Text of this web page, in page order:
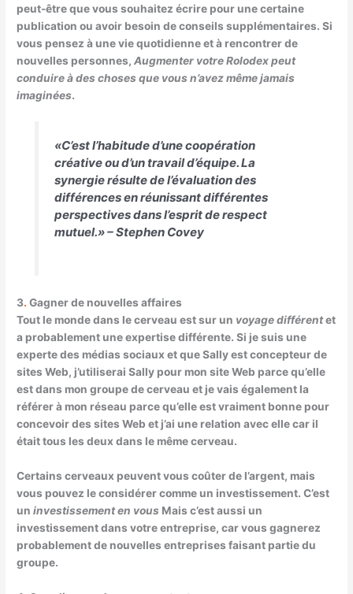
peut-être que vous souhaitez écrire pour une certaine
publication ou avoir besoin de conseils supplémentaires. Si
vous pensez à une vie quotidienne et à rencontrer de
nouvelles personnes,Augmenter votre Rolodex peut
conduire à des choses que vous n’avez même jamais
imaginées.
«C’est l’habitude d’une coopération
créative ou d’un travail d’équipe. La
synergie résulte de l’évaluation des
différences en réunissant différentes
perspectives dans l’esprit de respect
mutuel.» –Stephen Covey
3. Gagner de nouvelles affaires
Tout le monde dans le cerveau est sur un voyage différentet
a probablement une expertise différente. Si je suis une
experte des médias sociaux et que Sally est concepteur de
sites Web, j’utiliserai Sally pour mon site Web parce qu’elle
est dans mon groupe de cerveau et je vais également la
référer à mon réseau parce qu’elle est vraiment bonne pour
concevoir des sites Web et j’ai une relation avec elle car il
était tous les deux dans le même cerveau.
Certains cerveaux peuvent vous coûter de l’argent, mais
vous pouvez le considérer comme un investissement. C’est
uninvestissement en vous Mais c’est aussi un
investissement dans votre entreprise, car vous gagnerez
probablement de nouvelles entreprises faisant partie du
groupe.